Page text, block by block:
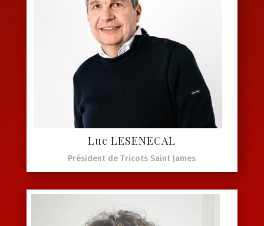
Luc LESENECAL
Président de Tricots Saint James